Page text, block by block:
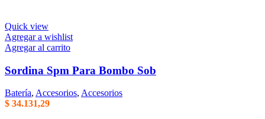
Quick view
Agregar a wishlist
Agregar al carrito
Sordina Spm Para Bombo Sob
Batería, Accesorios, Accesorios
$ 34.131,29